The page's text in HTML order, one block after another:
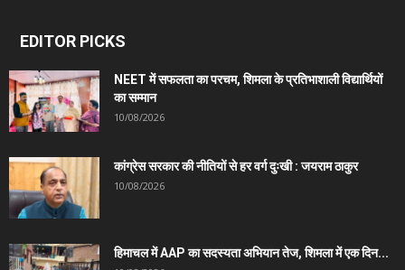
EDITOR PICKS
NEET में सफलता का परचम, शिमला के प्रतिभाशाली विद्यार्थियों
का सम्मान
10/08/2026
कांग्रेस सरकार की नीतियों से हर वर्ग दुःखी : जयराम ठाकुर
10/08/2026
हिमाचल में AAP का सदस्यता अभियान तेज, शिमला में एक दिन...